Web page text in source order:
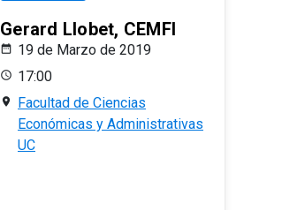
Gerard Llobet, CEMFI
19 de Marzo de 2019
17:00
Facultad de Ciencias
Económicas y Administrativas
UC